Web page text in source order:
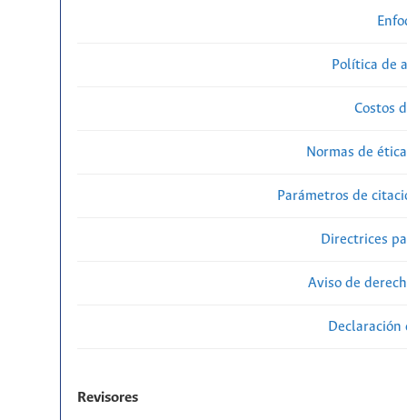
Política de
Costos
Normas de
Parámetros de
Directrices
Aviso de
Revisores